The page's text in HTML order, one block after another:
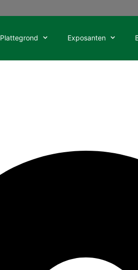
Plattegrond Exposanten